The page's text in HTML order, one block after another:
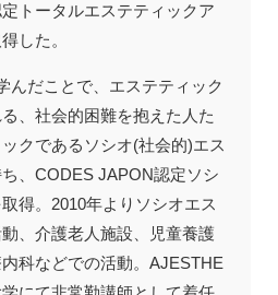
トータルエステティックア
した。
んだことで、エステティック
、社会的困難を抱えた人た
クであるソシオ(社会的)エス
、CODES JAPON認定ソシ
得。2010年よりソシオエス
、介護老人施設、児童養護
科などでの活動。AJESTHE